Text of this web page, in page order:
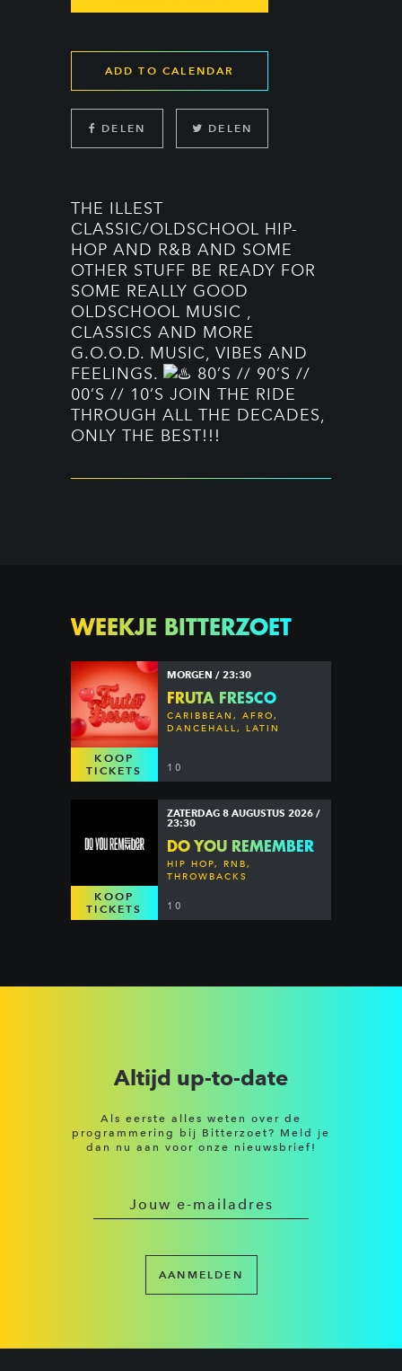
ADD TO CALENDAR
DELEN DELEN
THE ILLEST
CLASSIC/OLDSCHOOL HIP-
HOP AND R&B AND SOME
OTHER STUFF BE READY FOR
SOME REALLY GOOD
OLDSCHOOL MUSIC ,
CLASSICS AND MORE
G.O.O.D. MUSIC, VIBES AND
FEELINGS.
80’S // 90’S //
00’S // 10’S JOIN THE RIDE
THROUGH ALL THE DECADES,
ONLY THE BEST!!!
WEEKJE BITTERZOET
KOOP
TICKETS
MORGEN / 23:30
FRUTA FRESCO
CARIBBEAN, AFRO,
DANCEHALL, LATIN
10
KOOP
TICKETS
ZATERDAG 8 AUGUSTUS 2026 /
23:30
DO YOU REMEMBER
HIP HOP, RNB,
THROWBACKS
10
Altijd up-to-date
Als eerste alles weten over de
programmering bij Bitterzoet? Meld je
dan nu aan voor onze nieuwsbrief!
AANMELDEN